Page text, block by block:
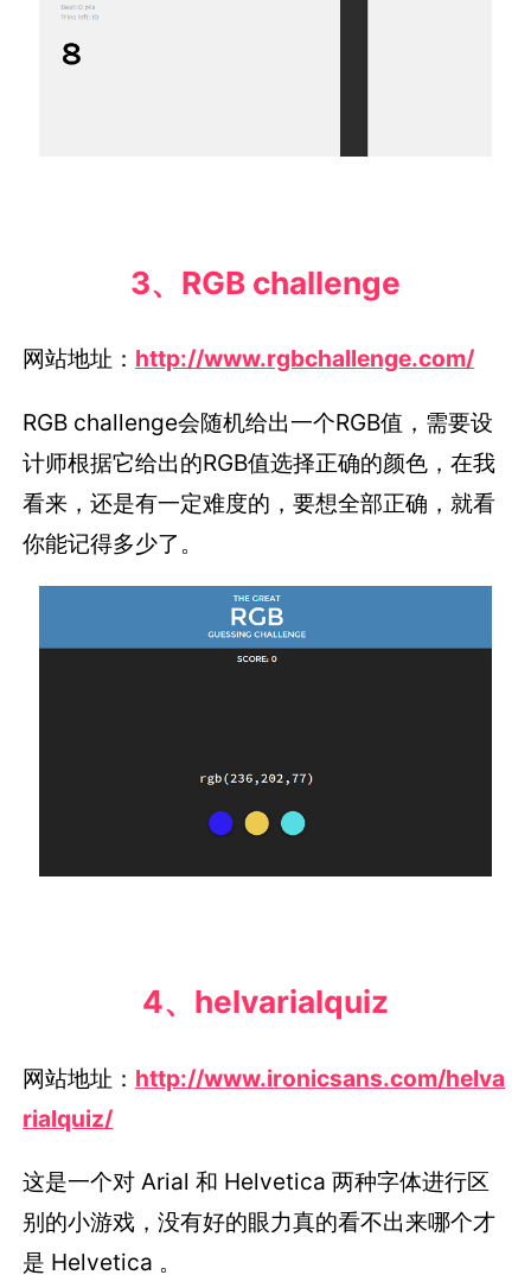
3、RGB challenge
网站地址： http://www.rgbchallenge.com/
RGB challenge会随机给出一个RGB值，需要设
计师根据它给出的RGB值选择正确的颜色，在我
看来，还是有一定难度的，要想全部正确，就看
你能记得多少了。
4、helvarialquiz
网站地址： http://www.ironicsans.com/helva
rialquiz/
这是一个对 Arial 和 Helvetica 两种字体进行区
别的小游戏，没有好的眼力真的看不出来哪个才
是 Helvetica 。